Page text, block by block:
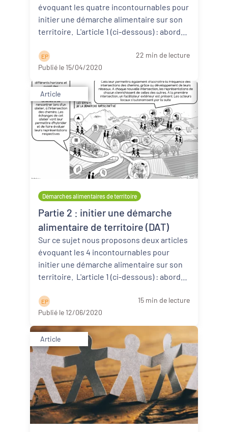
évoquant les quatre incontournables pour
initier une démarche alimentaire sur son
territoire. L'article 1 (ci-dessous) : aborde
E P
22 min de lecture
Publié le 15/04/2020
Article
Démarches alimentaires de territoire
Partie 2 : initier une démarche
alimentaire de territoire (DAT)
Sur ce sujet nous proposons deux articles
évoquant les 4 incontournables pour
initier une démarche alimentaire sur son
territoire. L'article 1 (ci-dessous) : aborde
E P
15 min de lecture
Publié le 12/06/2020
Article